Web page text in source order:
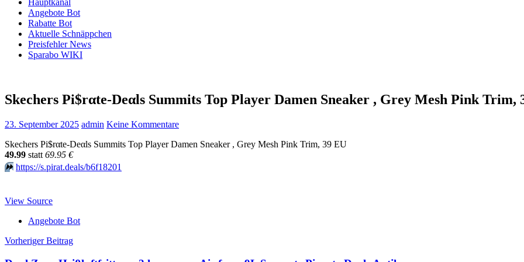
Hauptkanal
Angebote Bot
Rabatte Bot
Aktuelle Schnäppchen
Preisfehler News
Sparabo WIKI
Skechers Pi$rαtе-Dеαls Summits Top Player Damen Sneaker , Grey Mesh Pink
23. September 2025 admin Keine Kommentare
Skechers Pi$rαtе-Dеαls Summits Top Player Damen Sneaker , Grey Mesh Pink Trim, 39 EU
49.99 statt 69.95 €
⏩️ https://s.pirat.deals/b6f18201
View Source
Angebote Bot
Beitragsnavigation
Vorheriger Beitrag